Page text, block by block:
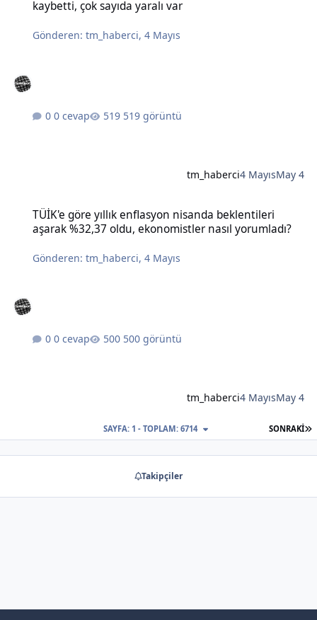
kaybetti, çok sayıda yaralı var
Gönderen:tm_haberci,4 Mayıs
0 cevap 519 görüntü
tm_haberci4 MayısMay 4
TÜİK'e göre yıllık enflasyon nisanda beklentileri
aşarak %32,37 oldu, ekonomistler nasıl yorumladı?
Gönderen:tm_haberci,4 Mayıs
0 cevap 500 görüntü
tm_haberci4 MayısMay 4
SONRAKI
SAYFA: 1 - TOPLAM: 6714
Takipçiler